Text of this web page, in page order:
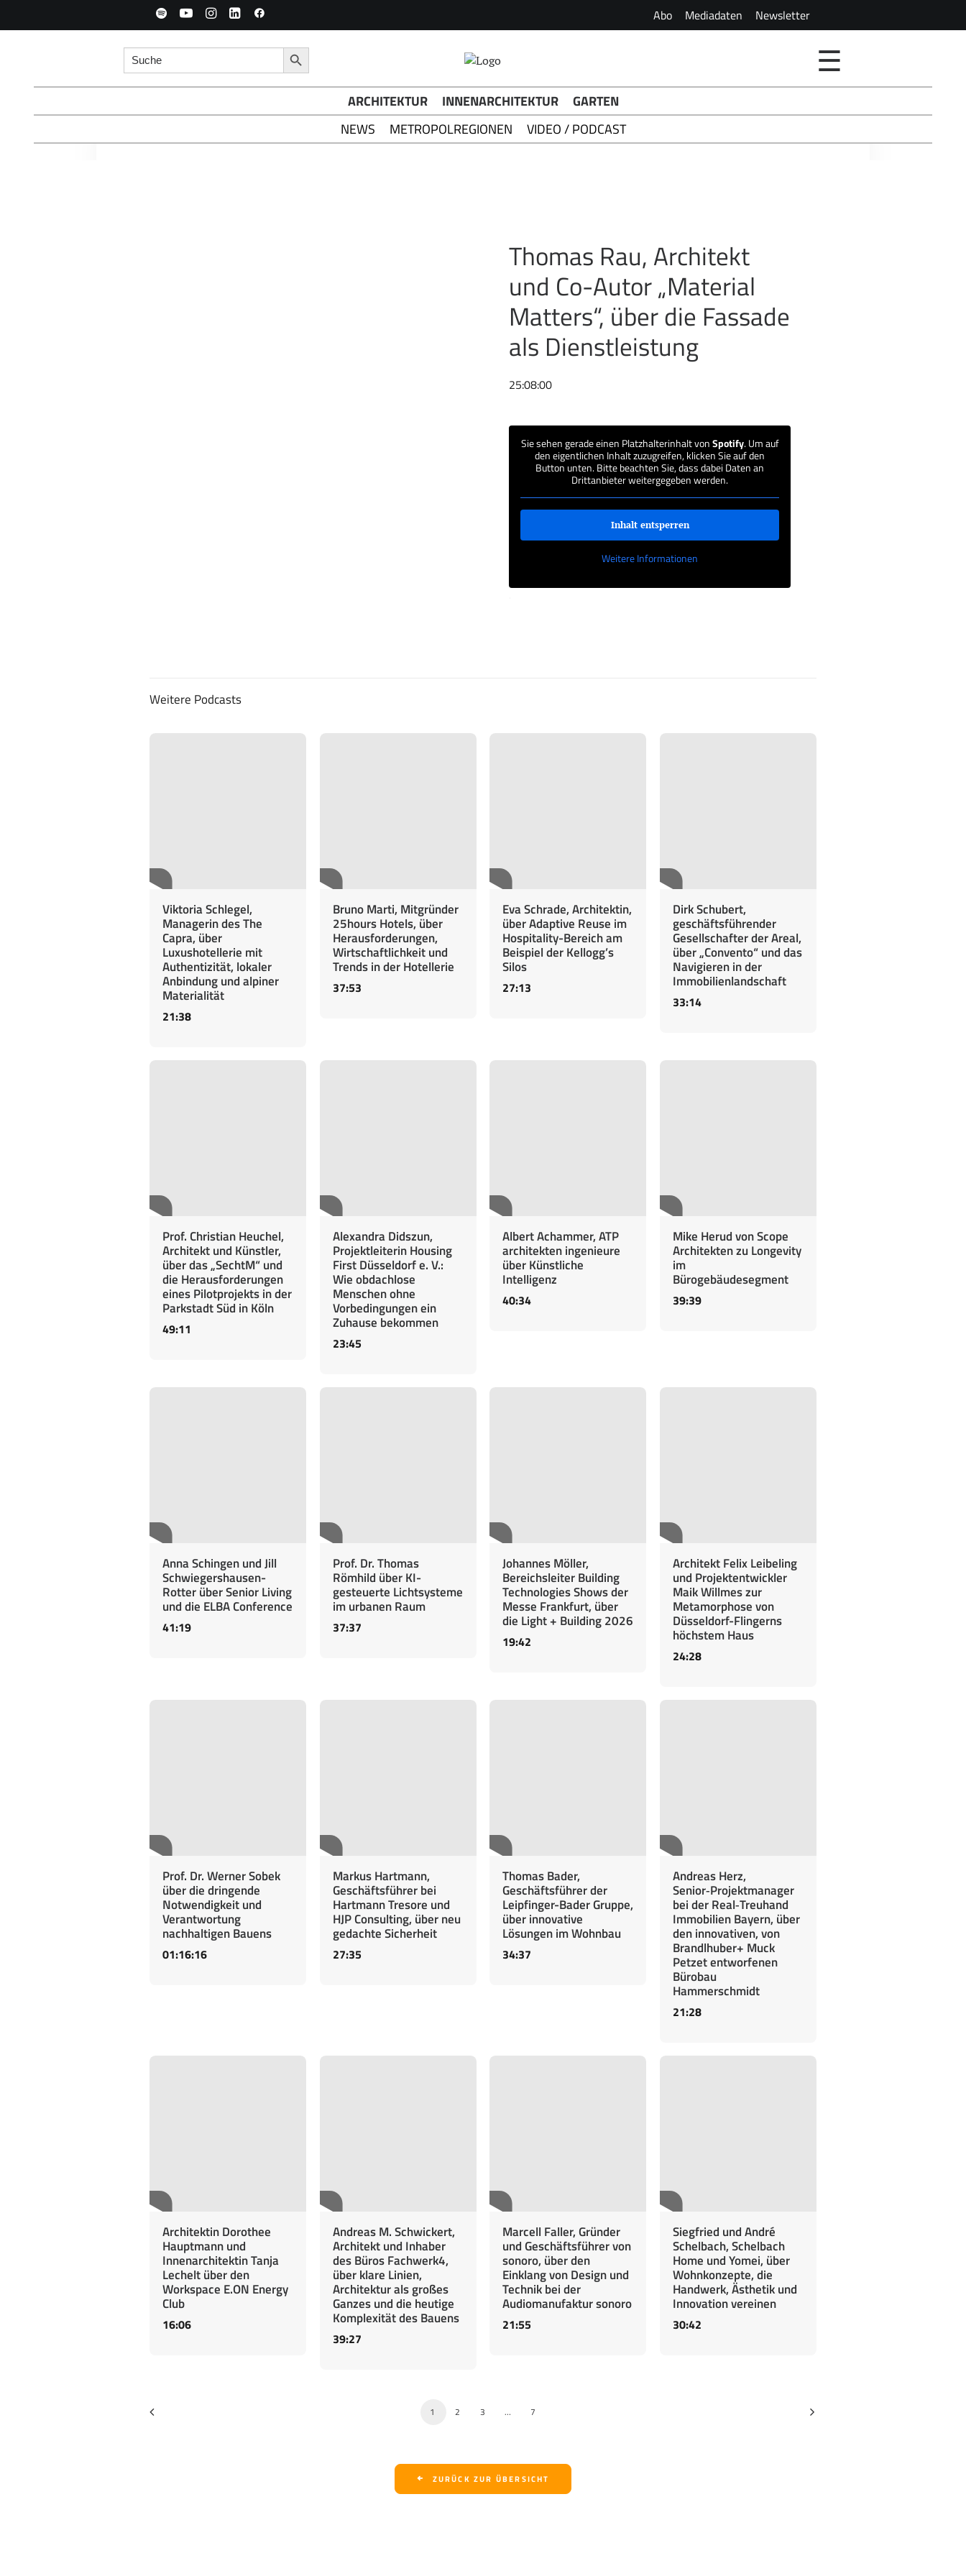
Abo Mediadaten Newsletter
Search for: Search Button ☰
ARCHITEKTUR INNENARCHITEKTUR
GARTEN
NEWS
METROPOLREGIONEN VIDEO / PODCAST
Thomas Rau, Architekt
und Co-Autor „Material
Matters“, über die Fassade
als Dienstleistung
25:08:00
Sie sehen gerade einen Platzhalterinhalt vonSpotify. Um auf
den eigentlichen Inhalt zuzugreifen, klicken Sie auf den
Button unten. Bitte beachten Sie, dass dabei Daten an
Drittanbieter weitergegeben werden.
Inhalt entsperren
Weitere Informationen
Weitere Podcasts
Viktoria Schlegel,
Managerin des The
Capra, über
Luxushotellerie mit
Authentizität, lokaler
Anbindung und alpiner
Materialität
21:38
Bruno Marti, Mitgründer
25hours Hotels, über
Herausforderungen,
Wirtschaftlichkeit und
Trends in der Hotellerie
37:53
Eva Schrade, Architektin,
über Adaptive Reuse im
Hospitality-Bereich am
Beispiel der Kellogg’s
Silos
27:13
Dirk Schubert,
geschäftsführender
Gesellschafter der Areal,
über „Convento“ und das
Navigieren in der
Immobilienlandschaft
33:14
Prof. Christian Heuchel,
Architekt und Künstler,
über das „SechtM“ und
die Herausforderungen
eines Pilotprojekts in der
Parkstadt Süd in Köln
49:11
Alexandra Didszun,
Projektleiterin Housing
First Düsseldorf e. V.:
Wie obdachlose
Menschen ohne
Vorbedingungen ein
Zuhause bekommen
23:45
Albert Achammer, ATP
architekten ingenieure
über Künstliche
Intelligenz
40:34
Mike Herud von Scope
Architekten zu Longevity
im
Bürogebäudesegment
39:39
Anna Schingen und Jill
Schwiegershausen-
Rotter über Senior Living
und die ELBA Conference
41:19
Prof. Dr. Thomas
Römhild über KI-
gesteuerte Lichtsysteme
im urbanen Raum
37:37
Johannes Möller,
Bereichsleiter Building
Technologies Shows der
Messe Frankfurt, über
die Light + Building 2026
19:42
Architekt Felix Leibeling
und Projektentwickler
Maik Willmes zur
Metamorphose von
Düsseldorf-Flingerns
höchstem Haus
24:28
Prof. Dr. Werner Sobek
über die dringende
Notwendigkeit und
Verantwortung
nachhaltigen Bauens
01:16:16
Markus Hartmann,
Geschäftsführer bei
Hartmann Tresore und
HJP Consulting, über neu
gedachte Sicherheit
27:35
Thomas Bader,
Geschäftsführer der
Leipfinger-Bader Gruppe,
über innovative
Lösungen im Wohnbau
34:37
Andreas Herz,
Senior‑Projektmanager
bei der Real‑Treuhand
Immobilien Bayern, über
den innovativen, von
Brandlhuber+ Muck
Petzet entworfenen
Bürobau
Hammerschmidt
21:28
Architektin Dorothee
Hauptmann und
Innenarchitektin Tanja
Lechelt über den
Workspace E.ON Energy
Club
16:06
Andreas M. Schwickert,
Architekt und Inhaber
des Büros Fachwerk4,
über klare Linien,
Architektur als großes
Ganzes und die heutige
Komplexität des Bauens
39:27
Marcell Faller, Gründer
und Geschäftsführer von
sonoro, über den
Einklang von Design und
Technik bei der
Audiomanufaktur sonoro
21:55
Siegfried und André
Schelbach, Schelbach
Home und Yomei, über
Wohnkonzepte, die
Handwerk, Ästhetik und
Innovation vereinen
30:42
1 2 3 … 7
ZURÜCK ZUR ÜBERSICHT